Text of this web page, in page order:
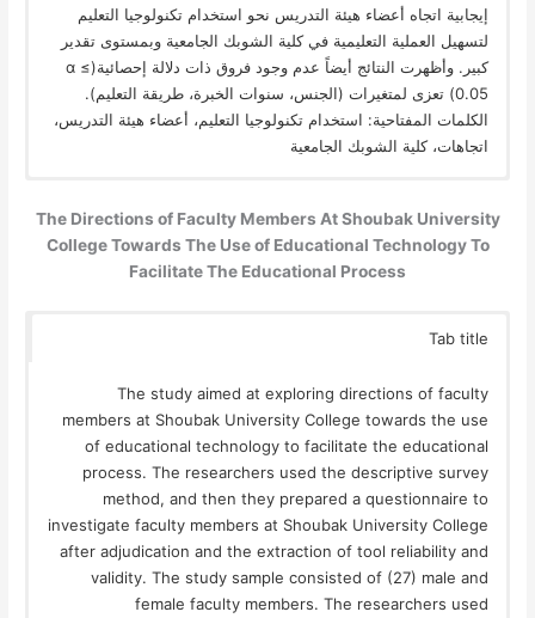
إيجابية اتجاه أعضاء هيئة التدريس نحو استخدام تكنولوجيا التعليم
لتسهيل العملية التعليمية في كلية الشوبك الجامعية وبمستوى تقدير
كبير. وأظهرت النتائج أيضاً عدم وجود فروق ذات دلالة إحصائية(α ≤
0.05) تعزى لمتغيرات (الجنس، سنوات الخبرة، طريقة التعليم).
الكلمات المفتاحية: استخدام تكنولوجيا التعليم، أعضاء هيئة التدريس،
اتجاهات، كلية الشوبك الجامعية
The Directions of Faculty Members At Shoubak University
College Towards The Use of Educational Technology To
Facilitate The Educational Process
Tab title
The study aimed at exploring directions of faculty
members at Shoubak University College towards the use
of educational technology to facilitate the educational
process. The researchers used the descriptive survey
method, and then they prepared a questionnaire to
investigate faculty members at Shoubak University College
after adjudication and the extraction of tool reliability and
validity. The study sample consisted of (27) male and
female faculty members. The researchers used